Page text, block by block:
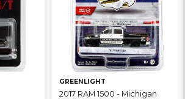
GREENLIGHT
2017 RAM 1500 - Michigan